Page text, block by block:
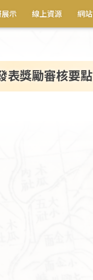
示 線上資源 網
表獎勵審核要點